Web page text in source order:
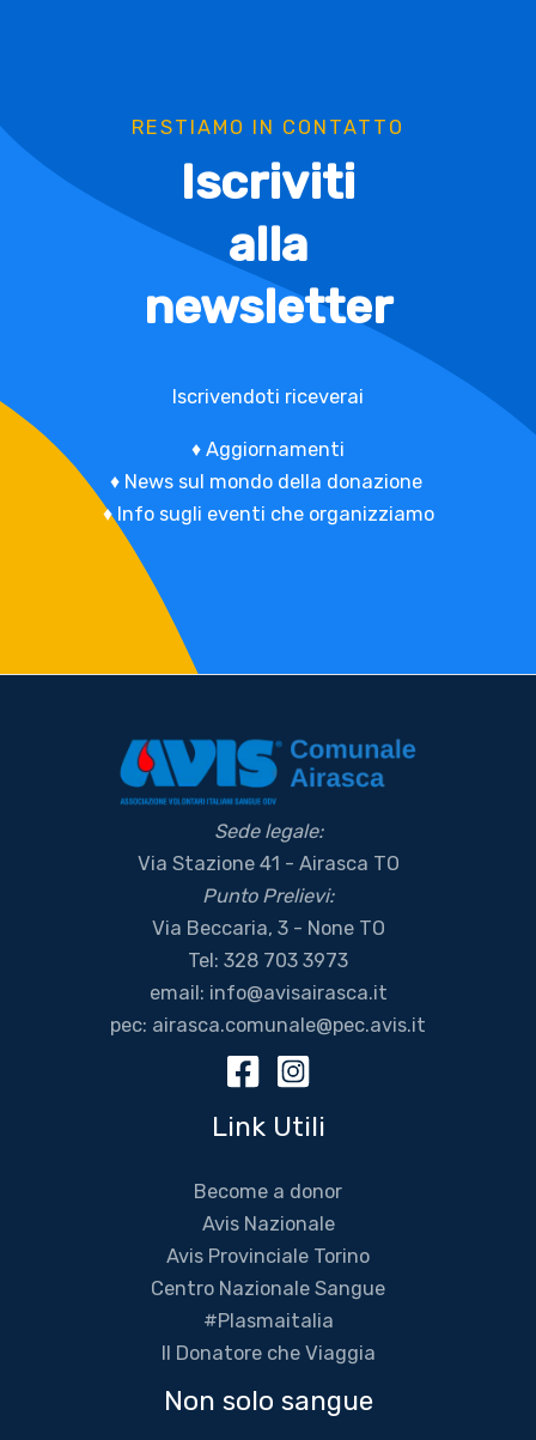
RESTIAMO IN CONTATTO
Iscriviti
alla
newsletter
Iscrivendoti riceverai
♦ Aggiornamenti
♦ News sul mondo della donazione
♦Info sugli eventi che organizziamo
Sede legale:
Via Stazione 41 - Airasca TO
Punto Prelievi:
Via Beccaria, 3 - None TO
Tel: 328 703 3973
email: info@avisairasca.it
pec: airasca.comunale@pec.avis.it
Link Utili
Become a donor
Avis Nazionale
Avis Provinciale Torino
Centro Nazionale Sangue
#Plasmaitalia
Il Donatore che Viaggia
Non solo sangue